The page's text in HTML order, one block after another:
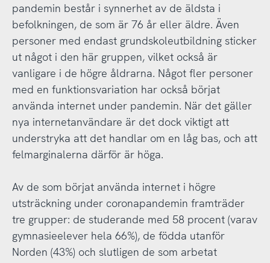
pandemin består i synnerhet av de äldsta i
befolkningen, de som är 76 år eller äldre. Även
personer med endast grundskoleutbildning sticker
ut något i den här gruppen, vilket också är
vanligare i de högre åldrarna. Något fler personer
med en funktionsvariation har också börjat
använda internet under pandemin. När det gäller
nya internetanvändare är det dock viktigt att
understryka att det handlar om en låg bas, och att
felmarginalerna därför är höga.
Av de som börjat använda internet i högre
utsträckning under coronapandemin framträder
tre grupper: de studerande med 58 procent (varav
gymnasieelever hela 66%), de födda utanför
Norden (43%) och slutligen de som arbetat